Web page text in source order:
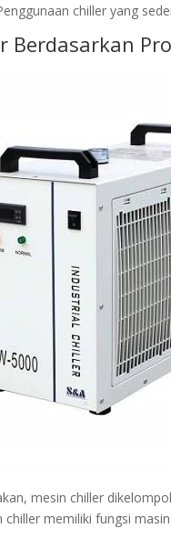
chiller yang
Berdasarkan
mesin chiller
chiller memiliki fungsi